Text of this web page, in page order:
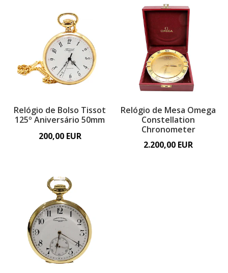
Relógio de Bolso Tissot
125º Aniversário 50mm
200,00 EUR
Relógio de Mesa Omega
Constellation
Chronometer
2.200,00 EUR